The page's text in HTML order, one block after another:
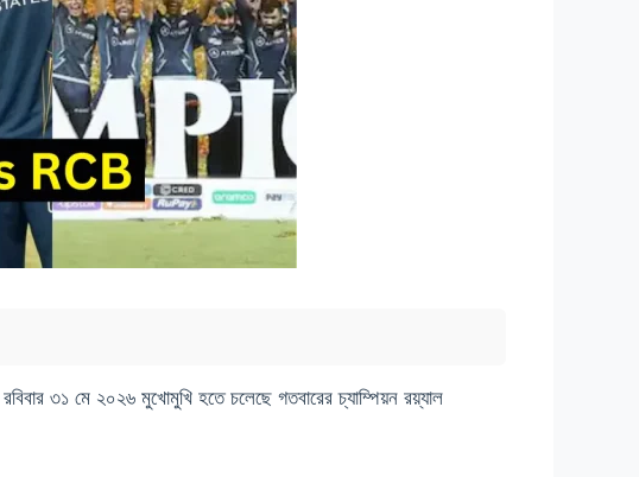
৩১ মে ২০২৬ মুখোমুখি হতে চলেছে গতবারের চ্যাম্পিয়ন রয়্যাল